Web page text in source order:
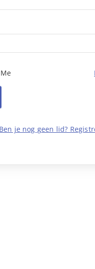
Ben je nog geen lid?